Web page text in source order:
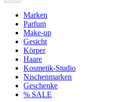
Marken
Parfum
Make-up
Gesicht
Körper
Haare
Kosmetik-Studio
Nischenmarken
Geschenke
% SALE